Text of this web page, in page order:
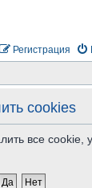
Регистрация
cookies
все cookie,